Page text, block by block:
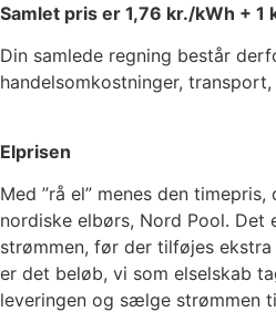
Samlet pris er 1,76 kr./kWh + 1
Din samlede regning består
handelsomkostninger,
Elprisen
Med ”rå el” menes den
nordiske elbørs, Nord Pool. Det
strømmen, før der tilføjes
er det beløb, vi som elselskab
leveringen og sælge strømmen